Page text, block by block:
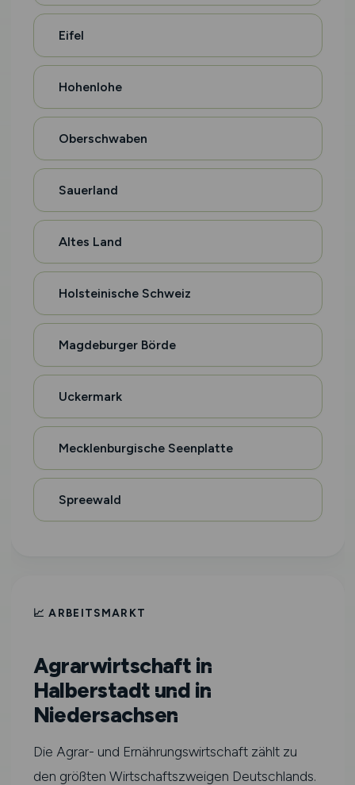
Eifel
Hohenlohe
Oberschwaben
Sauerland
Altes Land
Holsteinische Schweiz
Magdeburger Börde
Uckermark
Mecklenburgische Seenplatte
Spreewald
📈 ARBEITSMARKT
Agrarwirtschaft in
Halberstadt und in
Niedersachsen
Die Agrar- und Ernährungswirtschaft zählt zu
den größten Wirtschaftszweigen Deutschlands.